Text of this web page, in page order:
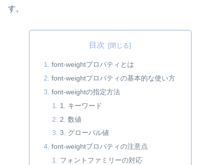
す。
目次
font-weightプロパティとは
font-weightプロパティの基本的な使い方
font-weightの指定方法
1. キーワード
2. 数値
3. グローバル値
font-weightプロパティの注意点
フォントファミリーの対応